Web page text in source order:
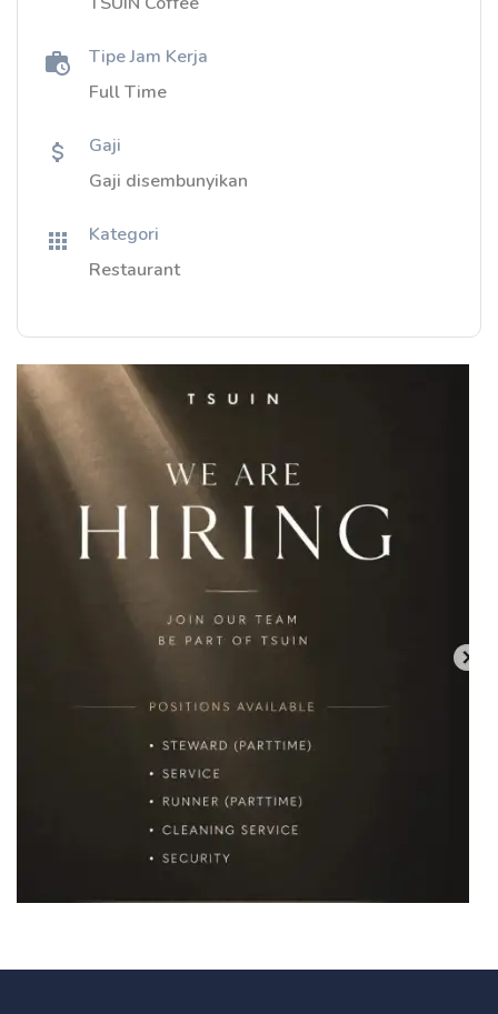
Tipe Jam Kerja
Full Time
Gaji
Gaji disembunyikan
Kategori
Restaurant